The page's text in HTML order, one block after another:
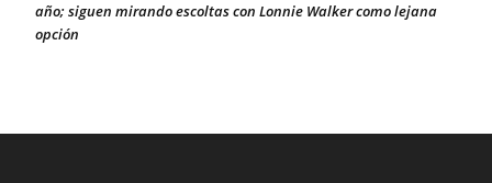
año; siguen mirando escoltas con Lonnie Walker como lejana
opción